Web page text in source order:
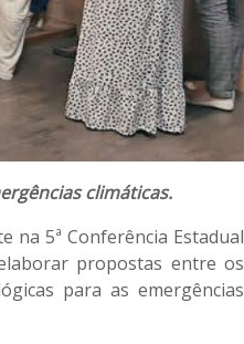
climáticas.
na 5ª Conferência Estadual
propostas entre os
para as emergências